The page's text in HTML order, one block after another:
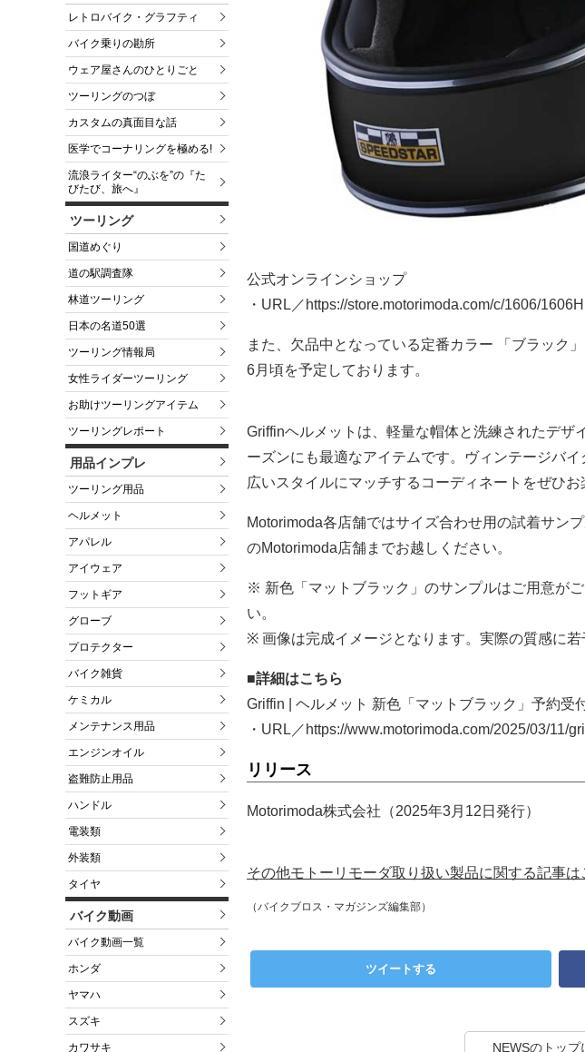
レトロバイク・グラフティ
バイク乗りの勘所
ウェア屋さんのひとりごと
ツーリングのつぼ
カスタムの真面目な話
医学でコーナリングを極める!
流浪ライター“のぶを”の『た
びたび、旅へ』
ツーリング
国道めぐり
道の駅調査隊
林道ツーリング
日本の名道50選
ツーリング情報局
女性ライダーツーリング
お助けツーリングアイテム
ツーリングレポート
用品インプレ
ツーリング用品
ヘルメット
アパレル
アイウェア
フットギア
グローブ
プロテクター
バイク雑貨
ケミカル
メンテナンス用品
エンジンオイル
盗難防止用品
ハンドル
電装類
外装類
タイヤ
バイク動画
バイク動画一覧
ホンダ
ヤマハ
スズキ
カワサキ
公式オンラインショップ
・URL／https://store.motorimoda.com/c/1606/
また、欠品中となっている定番カラー 「ブラック
6月頃を予定しております。
Griffinヘルメットは、軽量な帽体と洗練されたデザ
ーズンにも最適なアイテムです。ヴィンテージバ
広いスタイルにマッチするコーディネートをぜひお
Motorimoda各店舗ではサイズ合わせ用の試着サン
のMotorimoda店舗までお越しください。
※ 新色「マットブラック」のサンプルはご用意が
い。
※ 画像は完成イメージとなります。実際の質感に若
■詳細はこちら
Griffin | ヘルメット 新色「マットブラック」予約受
・URL／https://www.motorimoda.com/2025/03/11/
リリース
Motorimoda株式会社（2025年3月12日発行）
その他モトーリモーダ取り扱い製品に関する記事は
（バイクブロス・マガジンズ編集部）
ツイートする
NEWSのトップ